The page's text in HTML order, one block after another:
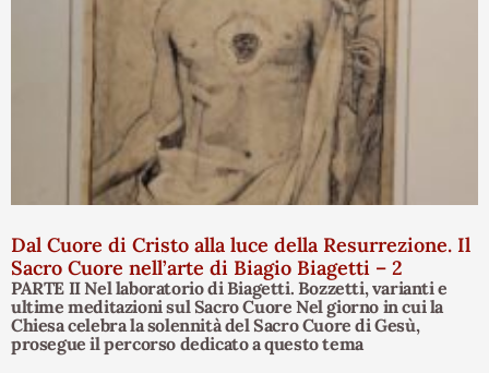
Dal Cuore di Cristo alla luce della Resurrezione. Il
Sacro Cuore nell’arte di Biagio Biagetti – 2
PARTE II Nel laboratorio di Biagetti. Bozzetti, varianti e
ultime meditazioni sul Sacro Cuore Nel giorno in cui la
Chiesa celebra la solennità del Sacro Cuore di Gesù,
prosegue il percorso dedicato a questo tema